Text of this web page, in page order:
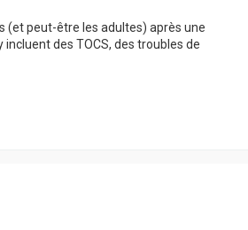
(et peut-être les adultes) après une
des TOCS, des troubles de